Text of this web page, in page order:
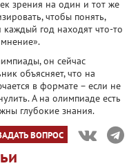
зрения на один и тот же
чтобы понять,
год находят что-то
он сейчас
объясняет, что на
в формате − если не
А на олимпиаде есть
глубокие знания.
ВОПРОС